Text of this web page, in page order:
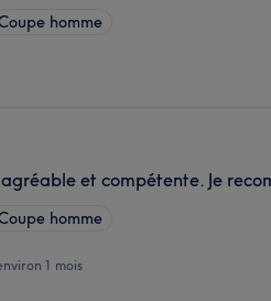
homme
et compétente. Je
homme
1 mois